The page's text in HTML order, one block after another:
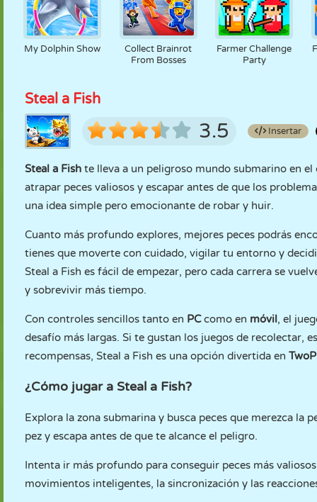
My Dolphin Show
Collect Brainrot
From Bosses
Farmer Challenge
Party
Steal a Fish
3.5 Insertar
Steal a Fish te lleva a un peligroso mundo submarino en
atrapar peces valiosos y escapar antes de que los
una idea simple pero emocionante de robar y huir.
Cuanto más profundo explores, mejores peces podrás
tienes que moverte con cuidado, vigilar tu entorno y
Steal a Fish es fácil de empezar, pero cada carrera se
y sobrevivir más tiempo.
Con controles sencillos tanto en PCcomo en móvil, el
desafío más largas. Si te gustan los juegos de recolectar,
recompensas, Steal a Fish es una opción divertida en
¿Cómo jugar a Steal a Fish?
Explora la zona submarina y busca peces que merezca la
pez y escapa antes de que te alcance el peligro.
Intenta ir más profundo para conseguir peces más
movimientos inteligentes, la sincronización y las